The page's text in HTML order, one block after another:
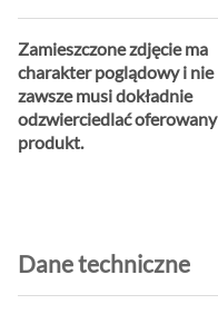
Zamieszczone zdjęcie ma
charakter poglądowy i nie
zawsze musi dokładnie
odzwierciedlać oferowany
produkt.
Dane techniczne